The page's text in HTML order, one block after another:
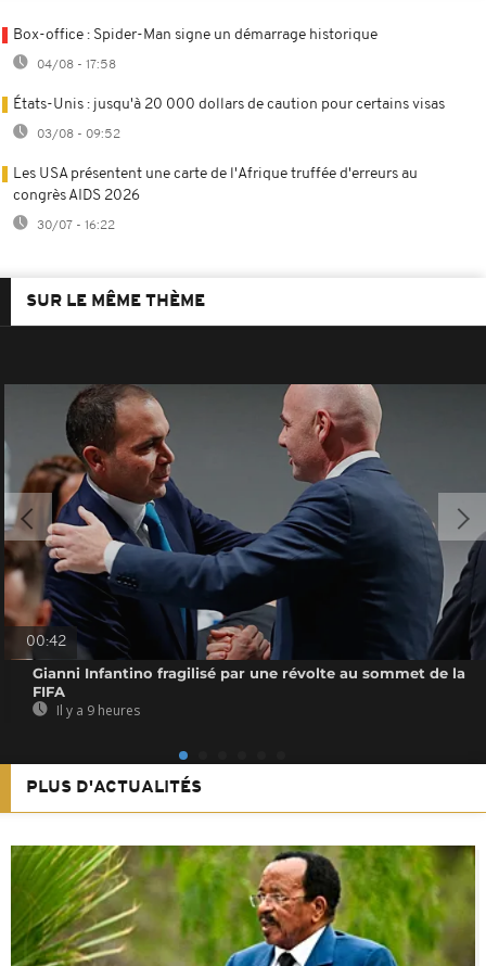
Box-office : Spider-Man signe un démarrage historique
04/08 - 17:58
États-Unis : jusqu'à 20 000 dollars de caution pour certains visas
03/08 - 09:52
Les USA présentent une carte de l'Afrique truffée d'erreurs au
congrès AIDS 2026
30/07 - 16:22
SUR LE MÊME THÈME
00:42
Gianni Infantino fragilisé par une révolte au sommet de la
FIFA
Il y a 9 heures
PLUS D'ACTUALITÉS